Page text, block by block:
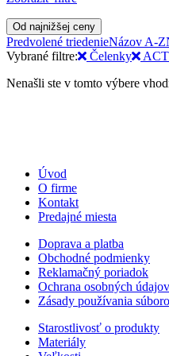
Od najnižšej ceny
Predvolené triedenieNázov A-Z
Vybrané filtre:
Čelenky
Nenašli ste v tomto výbere
Úvod
O firme
Kontakt
Predajné miesta
Doprava a platba
Obchodné podmienky
Reklamačný poriadok
Ochrana osobných údajov
Zásady používania
Starostlivosť o produkty
Materiály